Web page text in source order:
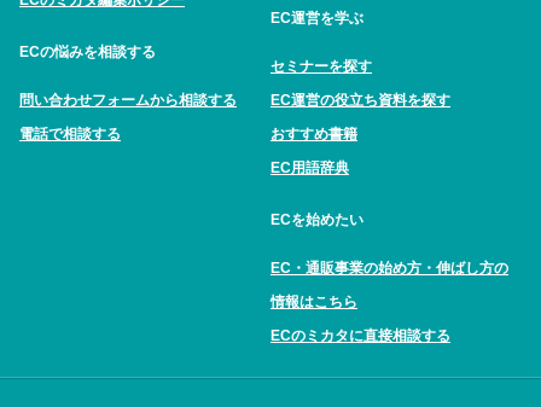
ECの悩みを相談する
問い合わせフォームから相談する
電話で相談する
EC運営を学ぶ
セミナーを探す
EC運営の役立ち資料を探す
おすすめ書籍
EC用語辞典
ECを始めたい
EC・通販事業の始め方・伸ばし方の
情報はこちら
ECのミカタに直接相談する